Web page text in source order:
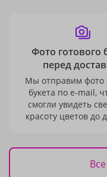
Фото готового
перед
Мы отправим фото
букета по e-mail,
смогли увидеть
красоту цветов до